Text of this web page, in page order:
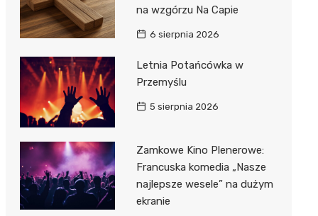
na wzgórzu Na Capie
6 sierpnia 2026
Letnia Potańcówka w
Przemyślu
5 sierpnia 2026
Zamkowe Kino Plenerowe:
Francuska komedia „Nasze
najlepsze wesele” na dużym
ekranie